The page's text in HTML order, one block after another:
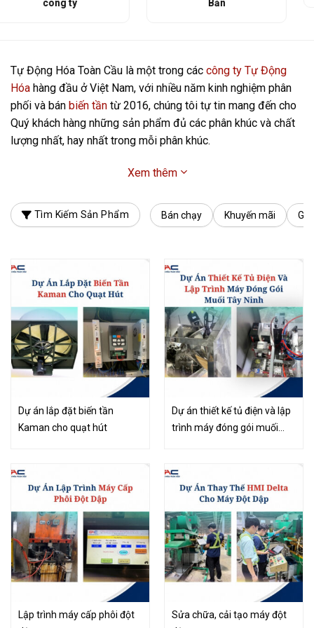
Bản
Tự Động Hóa Toàn Cầu là một trong các công ty Tự Động
Hóa hàng đầu ở Việt Nam, với nhiều năm kinh nghiệm phân
phối và bán biến tần từ 2016, chúng tôi tự tin mang đến cho
Quý khách hàng những sản phẩm đủ các phân khúc và chất
lượng nhất, hay nhất trong mỗi phân khúc.
Xem thêm
Tìm Kiếm Sản Phẩm Bán chạy Khuyến mãi
Dự án lắp đặt biến tần
Kaman cho quạt hút
Dự án thiết kế tủ điện và lập
trình máy đóng gói muối
Lập trình máy cấp phôi đột
Sửa chữa, cải tạo máy đột